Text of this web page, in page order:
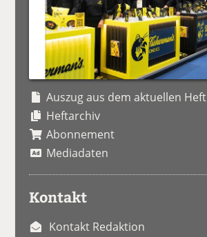
Auszug aus dem aktuellen Heft
Heftarchiv
Abonnement
Mediadaten
Kontakt
Kontakt Redaktion